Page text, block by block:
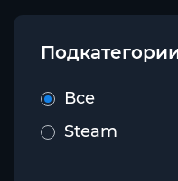
Все
Steam